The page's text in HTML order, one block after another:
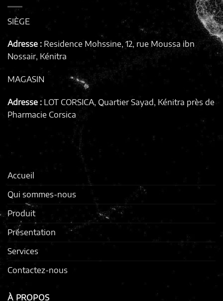
SIÈGE
Adresse : Residence Mohssine, 12, rue Moussa ibn
Nossair, Kénitra
MAGASIN
Adresse : LOT CORSICA, Quartier Sayad, Kénitra près de
Pharmacie Corsica
Accueil
Qui sommes-nous
Produit
Présentation
Services
Contactez-nous
À PROPOS